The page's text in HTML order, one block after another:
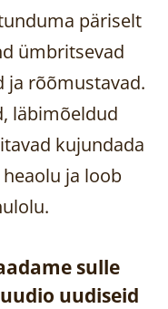
päriselt
ümbritsevad
ja rõõmustavad.
läbimõeldud
kujundada
ja loob
sulle
uudiseid